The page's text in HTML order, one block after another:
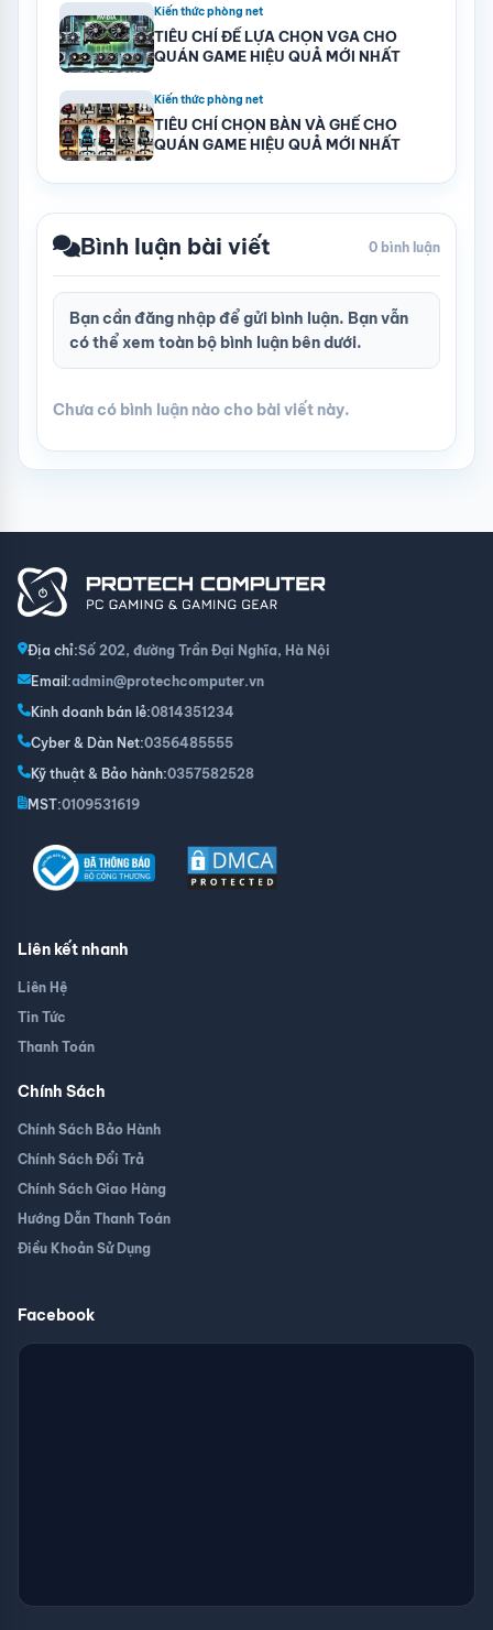
Kiến thức phòng net
TIÊU CHÍ ĐỂ LỰA CHỌN VGA CHO
QUÁN GAME HIỆU QUẢ MỚI NHẤT
Kiến thức phòng net
TIÊU CHÍ CHỌN BÀN VÀ GHẾ CHO
QUÁN GAME HIỆU QUẢ MỚI NHẤT
Bình luận bài viết 0 bình luận
Bạn cầnđăng nhậpđể gửi bình luận. Bạn vẫn
có thể xem toàn bộ bình luận bên dưới.
Chưa có bình luận nào cho bài viết này.
Địa chỉ:Số 202, đường Trần Đại Nghĩa, Hà Nội
Email:admin@protechcomputer.vn
Kinh doanh bán lẻ:0814351234
Cyber & Dàn Net:0356485555
Kỹ thuật & Bảo hành:0357582528
MST:0109531619
Liên kết nhanh
Liên Hệ
Tin Tức
Thanh Toán
Chính Sách
Chính Sách Bảo Hành
Chính Sách Đổi Trả
Chính Sách Giao Hàng
Hướng Dẫn Thanh Toán
Điều Khoản Sử Dụng
Facebook